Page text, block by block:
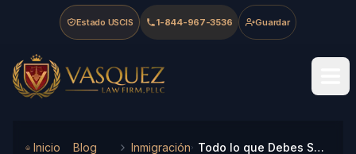
Skip to main content
Skip to navigation
Skip to footer
Estado USCIS 1-844-967-3536 Guardar
Vasquez Law Firm - Home
Inicio Blog Inmigración Todo lo que Debes Saber sobre Cargos Migratorios en 2026